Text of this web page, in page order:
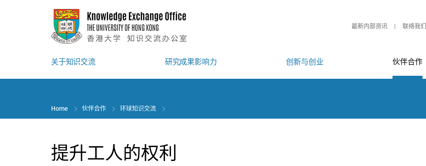
最新内部资讯 联络我们
关于知识交流 研究成果影响力 创新与创业 伙伴合作
Home 伙伴合作 环球知识交流
提升工人的权利